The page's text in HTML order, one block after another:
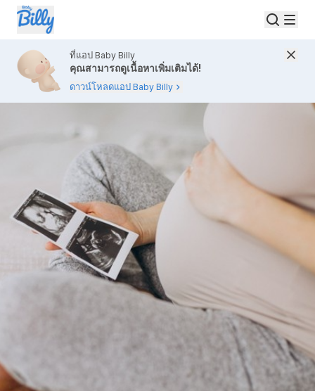
ที่แอป Baby Billy
คุณสามารถดูเนื้อหาเพิ่มเติมได้!
ดาวน์โหลดแอป Baby Billy